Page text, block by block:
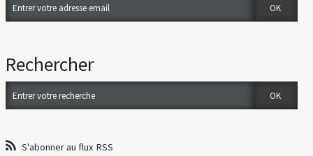
Rechercher
S'abonner au flux RSS